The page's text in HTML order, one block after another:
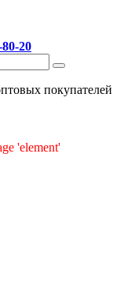
20
покупателей
'element'